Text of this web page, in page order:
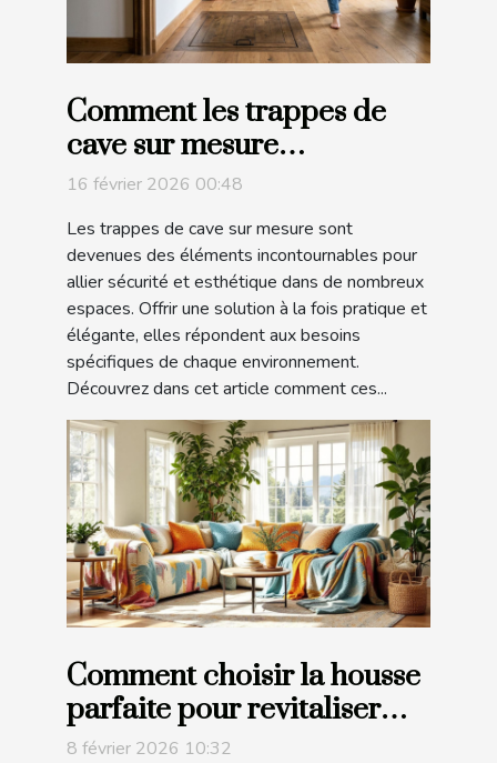
Comment les trappes de
cave sur mesure
améliorent-elles la sécurité
et l’esthétique ?
16 février 2026 00:48
Les trappes de cave sur mesure sont
devenues des éléments incontournables pour
allier sécurité et esthétique dans de nombreux
espaces. Offrir une solution à la fois pratique et
élégante, elles répondent aux besoins
spécifiques de chaque environnement.
Découvrez dans cet article comment ces...
Comment choisir la housse
parfaite pour revitaliser
votre mobilier ?
8 février 2026 10:32